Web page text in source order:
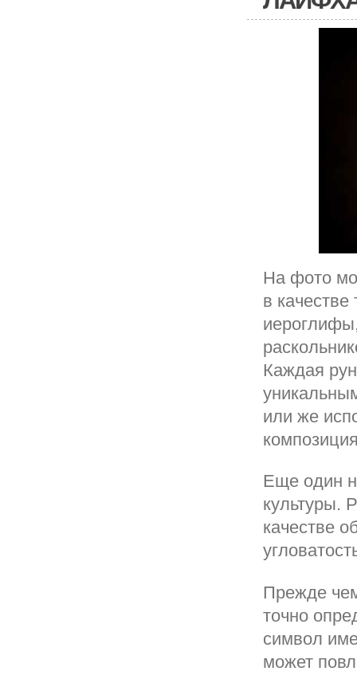
На фото
в
Каждая
или же
Еще один
культуры.
качестве
Прежде
точно
символ
может